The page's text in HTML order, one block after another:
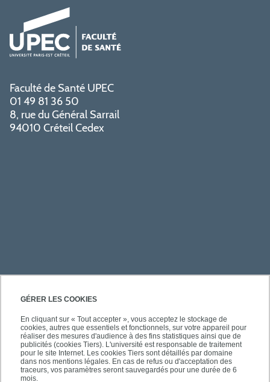
GÉRER LES COOKIES
En cliquant sur « Tout accepter », vous acceptez le stockage de
cookies, autres que essentiels et fonctionnels, sur votre appareil pour
réaliser des mesures d'audience à des fins statistiques ainsi que de
publicités (cookies Tiers). L'université est responsable de traitement
pour le site Internet. Les cookies Tiers sont détaillés par domaine
dans nos mentions légales. En cas de refus ou d'acceptation des
traceurs, vos paramètres seront sauvegardés pour une durée de 6
mois.
Faculté de Santé UPEC
01 49 81 36 50
8, rue du Général Sarrail
94010 Créteil Cedex
PRATIQUE
ACCÈS RAPIDES